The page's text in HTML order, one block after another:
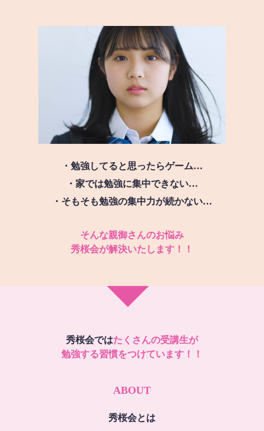
・勉強してると思ったらゲーム…
・家では勉強に集中できない…
・そもそも勉強の集中力が続かない…
そんな親御さんのお悩み
秀桜会が解決いたします！！
秀桜会ではたくさんの受講生が
勉強する習慣をつけています！！
ABOUT
秀桜会とは